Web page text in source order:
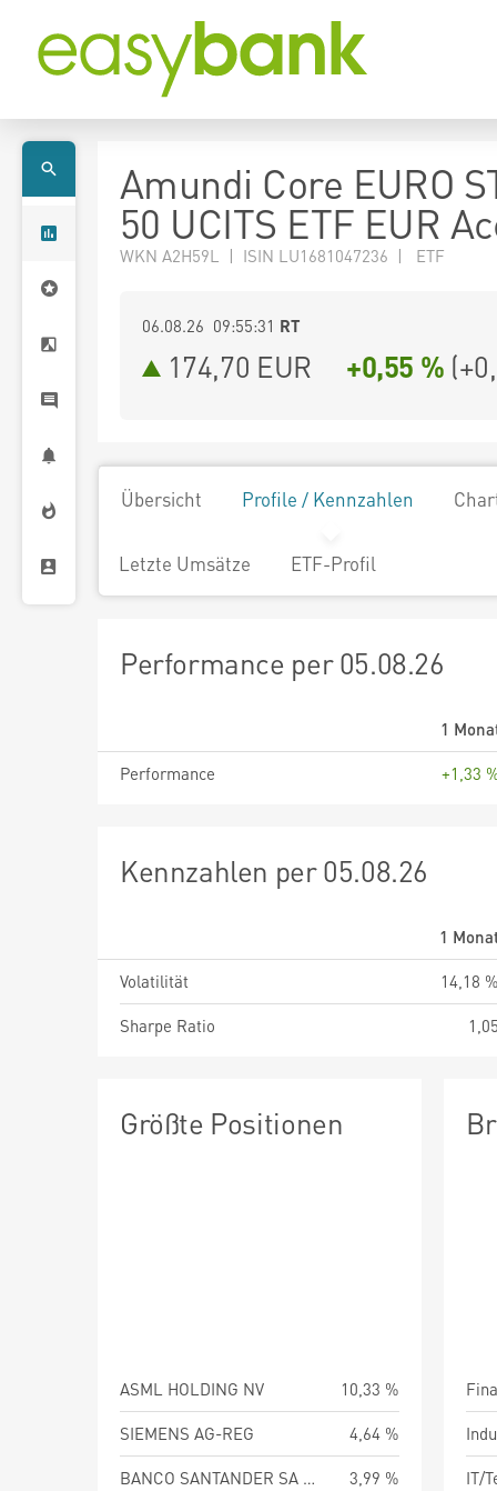
Amundi Core EURO
50 UCITS ETF EUR
WKN A2H59L | ISIN LU1681047236 | ETF
06.08.26 09:55:31 RT
174,70 EUR +0,55 % (
Übersicht Profile / Kennzahlen
Letzte Umsätze ETF-Profil
Performance per 05.08.26
1
Performance
+1,33
Kennzahlen per 05.08.26
1
Volatilität
14,18
Sharpe Ratio
Größte Positionen
ASML HOLDING NV
10,33 %
SIEMENS AG-REG
4,64 %
BANCO SANTANDER SA MADRID
3,99 %
IT/